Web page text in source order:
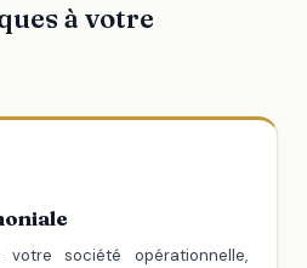
à votre
société opérationnelle,